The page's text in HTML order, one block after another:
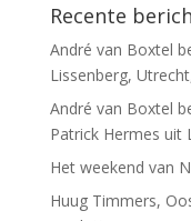
Recente
André van Boxtel
Lissenberg,
André van Boxtel
Patrick Hermes uit
Het weekend van
Huug Timmers,